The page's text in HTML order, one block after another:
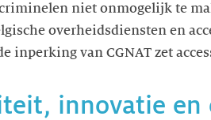
niet onmogelijk te
overheidsdiensten en
inperking van CGNAT zet
innovatie en